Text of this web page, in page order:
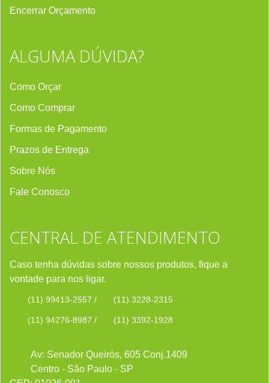
Encerrar Orçamento
ALGUMA DÚVIDA?
Como Orçar
Como Comprar
Formas de Pagamento
Prazos de Entrega
Sobre Nós
Fale Conosco
CENTRAL DE ATENDIMENTO
Caso tenha dúvidas sobre nossos produtos, fique a
vontade para nos ligar.
(11) 99413-2557 / (11) 3228-2315
(11) 94276-8987 / (11) 3392-1928
Av: Senador Queirós, 605 Conj.1409
Centro - São Paulo - SP